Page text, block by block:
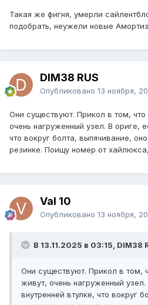
Такая же фигня, умерли
подобрать, неужели новые
DIM38 RUS
Опубликовано 13 ноября,
Они существуют. Прикол в том,
очень нагруженный узел. В ориге,
что вокруг болта, выпячивание,
резинке. Поищу номер от
Val 10
Опубликовано 13 ноября,
В 13.11.2025 в 03:15, DIM38
Они существуют. Прикол в том,
живут, очень нагруженный
внутренней втулке, что вокруг